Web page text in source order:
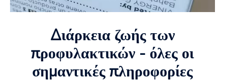
Διάρκεια ζωής των
προφυλακτικών - όλες οι
σημαντικές πληροφορίες